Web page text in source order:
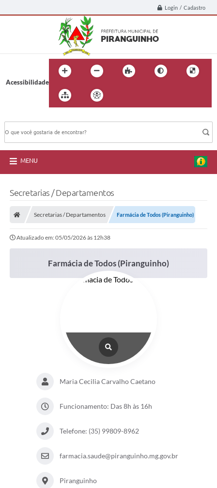
Login / Cadastro
Acessibilidade
MENU
Secretarias / Departamentos
Secretarias / Departamentos Farmácia de Todos (Piranguinho)
Atualizado em: 05/05/2026 às 12h38
Farmácia de Todos (Piranguinho)
Maria Cecilia Carvalho Caetano
Funcionamento: Das 8h às 16h
Telefone: (35) 99809-8962
farmacia.saude@piranguinho.mg.gov.br
Piranguinho